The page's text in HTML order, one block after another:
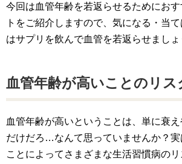
今回は血管年齢を若返らせるためにお
トをご紹介しますので、気になる・当
はサプリを飲んで血管を若返らせましょ
血管年齢が高いことのリス
血管年齢が高いということは、単に衰
だけだろ…なんて思っていませんか？
ことによってさまざまな生活習慣病の